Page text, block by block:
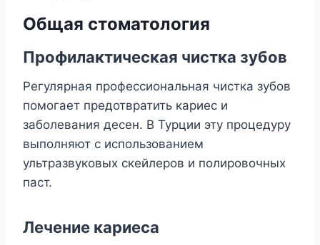
Общая стоматология
Профилактическая чистка зубов
Регулярная профессиональная чистка зубов
помогает предотвратить кариес и
заболевания десен. В Турции эту процедуру
выполняют с использованием
ультразвуковых скейлеров и полировочных
паст.
Лечение кариеса